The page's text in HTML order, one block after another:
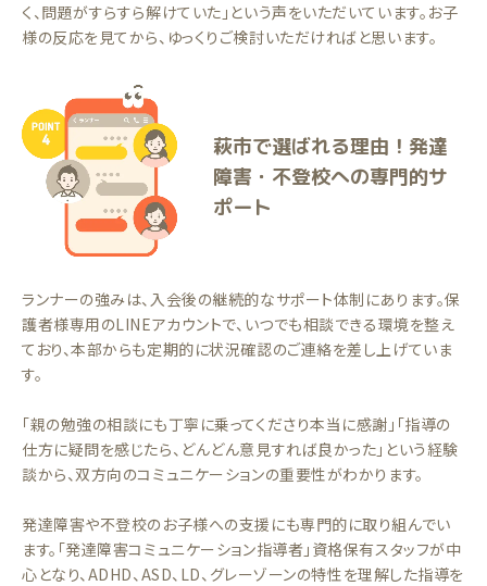
く、問題がすらすら解けていた」という声をいただいています。お子
様の反応を見てから、ゆっくりご検討いただければと思います。
萩市で選ばれる理由！発達
障害・不登校への専門的サ
ポート
ランナーの強みは、入会後の継続的なサポート体制にあります。保
護者様専用のLINEアカウントで、いつでも相談できる環境を整え
ており、本部からも定期的に状況確認のご連絡を差し上げていま
す。
「親の勉強の相談にも丁寧に乗ってくださり本当に感謝」「指導の
仕方に疑問を感じたら、どんどん意見すれば良かった」という経験
談から、双方向のコミュニケーションの重要性がわかります。
発達障害や不登校のお子様への支援にも専門的に取り組んでい
ます。「発達障害コミュニケーション指導者」資格保有スタッフが中
心となり、ADHD、ASD、LD、グレーゾーンの特性を理解した指導を